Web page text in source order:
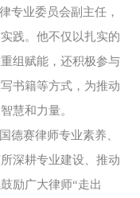
专业委员会副主任，
践。他不仅以扎实的
组赋能，还积极参与
书籍等方式，为推动
慧和力量。
德赛律师专业素养、
深耕专业建设、推动
励广大律师“走出